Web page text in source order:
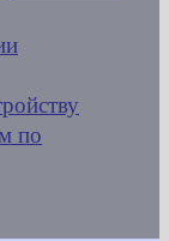
по